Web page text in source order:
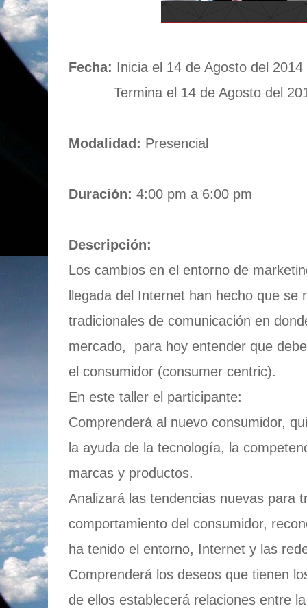
Fecha: Inicia el 14 de Agosto del 2014
Termina el 14 de Agosto del
Modalidad: Presencial
Duración: 4:00 pm a 6:00 pm
Descripción:
Los cambios en el entorno de
llegada del Internet han hecho que se
tradicionales de comunicación en
mercado, para hoy entender que
el consumidor (consumer centric).
En este taller el participante:
Comprenderá al nuevo consumidor,
la ayuda de la tecnología, la
marcas y productos.
Analizará las tendencias nuevas para
comportamiento del consumidor,
ha tenido el entorno, Internet y las
Comprenderá los deseos que tienen
de ellos establecerá relaciones entre